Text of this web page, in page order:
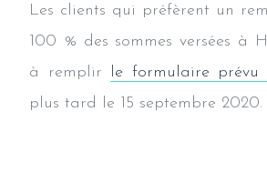
Les clients qui préfèrent un
100 % des sommes versées à
à remplir
le formulaire
plus tard le 15 septembre 2020.